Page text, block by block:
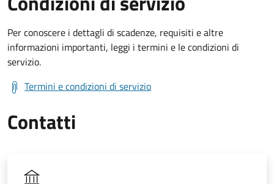
Per conoscere i dettagli di scadenze, requisiti e altre
informazioni importanti, leggi i termini e le condizioni di
servizio.
Termini e condizioni di servizio
Contatti